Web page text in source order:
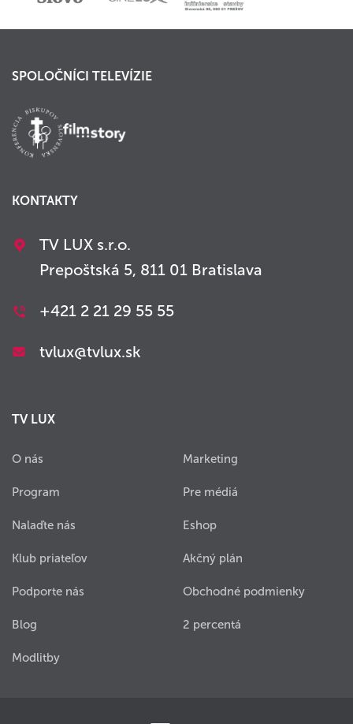
SPOLOČNÍCI TELEVÍZIE
KONTAKTY
TV LUX s.r.o.
Prepoštská 5, 811 01 Bratislava
+421 2 21 29 55 55
tvlux@tvlux.sk
TV LUX
O nás
Program
Nalaďte nás
Klub priateľov
Podporte nás
Blog
Modlitby
Marketing
Pre médiá
Eshop
Akčný plán
Obchodné podmienky
2 percentá